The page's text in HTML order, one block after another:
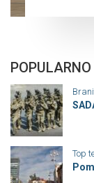
POPULARNO
Top